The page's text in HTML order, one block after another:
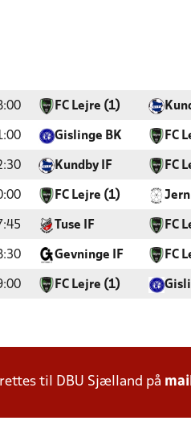
FC Lejre (1)
Gislinge BK FC
Kundby IF FC
FC Lejre (1)
Tuse IF FC
Gevninge IF FC
FC Lejre (1)
til DBU Sjælland på mail